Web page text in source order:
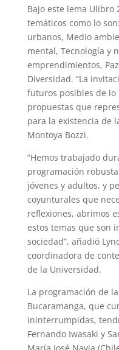
Bajo este lema Ulibro
temáticos como lo
urbanos, Medio
mental, Tecnología y
emprendimientos,
Diversidad. “La
futuros posibles de
propuestas que
para la existencia de
Montoya Bozzi.
“Hemos trabajado
programación
jóvenes y adultos, y
coyunturales que
reflexiones, abrimos
estos temas que son
sociedad”, añadió
coordinadora de
de la Universidad.
La programación de
Bucaramanga, que
ininterrumpidas,
Fernando Iwasaki y